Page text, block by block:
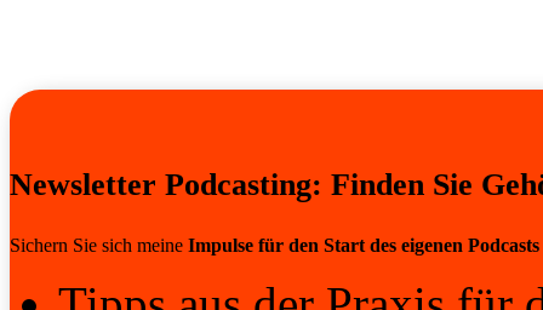
Newsletter Podcasting: Finden Sie
Sichern Sie sich meine Impulse für den Start des eigenen